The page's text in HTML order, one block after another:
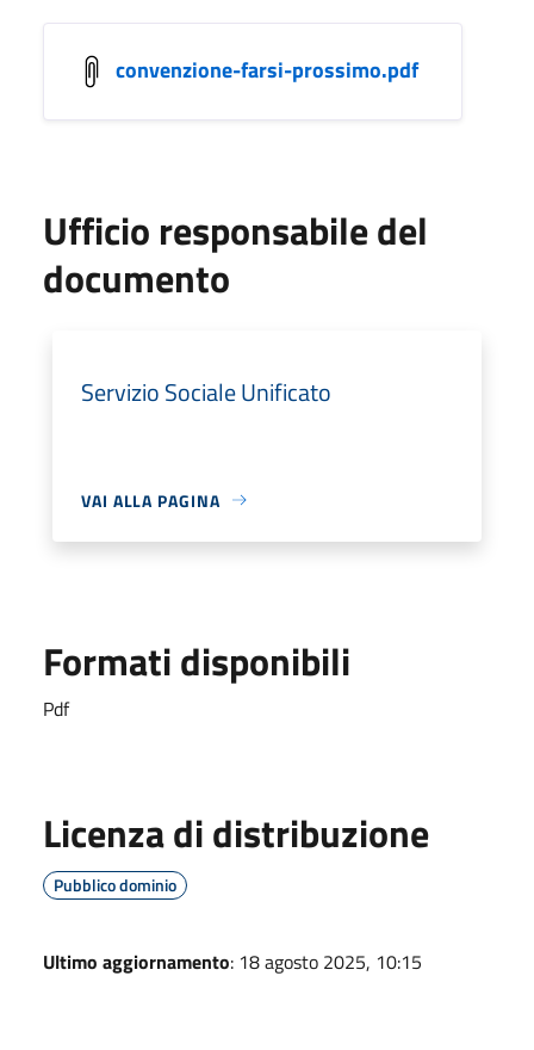
convenzione-farsi-prossimo.pdf
Ufficio responsabile del
documento
Servizio Sociale Unificato
VAI ALLA PAGINA
Formati disponibili
Pdf
Licenza di distribuzione
Pubblico dominio
Ultimo aggiornamento: 18 agosto 2025, 10:15